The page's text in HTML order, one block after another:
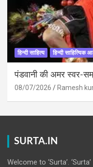
हिन्दी साहित्य हिन्दी साहित्यिक
पंडवानी की अमर स्वर-
08/07/2026 Ramesh
SURTA.IN
Welcome to ‘Surta’.